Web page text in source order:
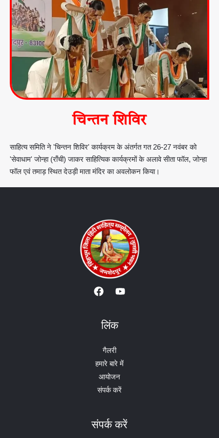
चिन्तन शिविर
साहित्य समिति ने 'चिन्तन शिविर' कार्यक्रम के अंतर्गत गत 26-27 नवंबर को
'सेवाधाम' जोन्हा (राँची) जाकर साहित्यिक कार्यक्रमों के अलावे सीता फॉल, जोन्हा
फॉल एवं तमाड़ स्थित देउड़ी माता मंदिर का अवलोकन किया।
लिंक
गैलरी
हमारे बारे में
आयोजन
संपर्क करें
संपर्क करें